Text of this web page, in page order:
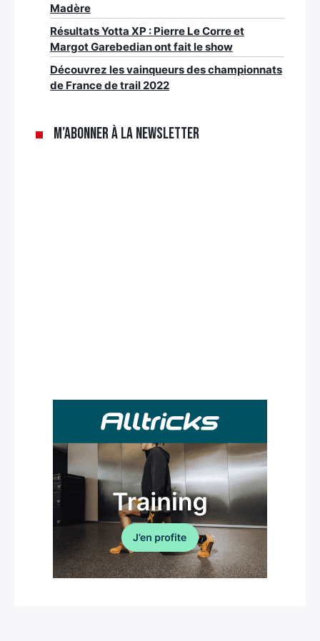
Madère
Résultats Yotta XP : Pierre Le Corre et
Margot Garebedian ont fait le show
Découvrez les vainqueurs des championnats
de France de trail 2022
M’abonner à la newsletter